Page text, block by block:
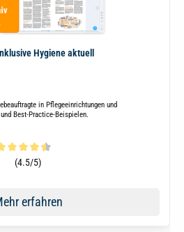
Hygiene aktuell
in Pflegeeinrichtungen und
Best-Practice-Beispielen.
von 4.5 von 5 Sternen
(4.5/5)
erfahren